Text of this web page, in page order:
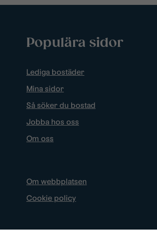
Populära sidor
Lediga bostäder
Mina sidor
Så söker du bostad
Jobba hos oss
Om oss
Om webbplatsen
Cookie policy